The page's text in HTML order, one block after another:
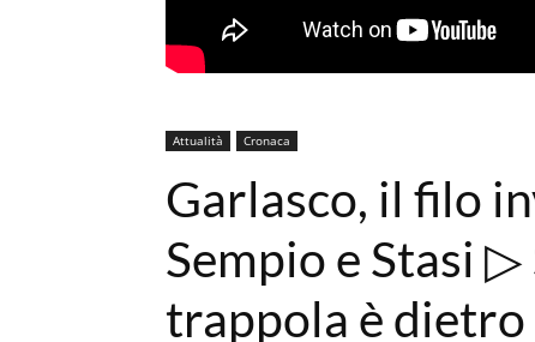
Attualità Cronaca
Garlasco, il filo
Sempio e Stasi
trappola è dietro